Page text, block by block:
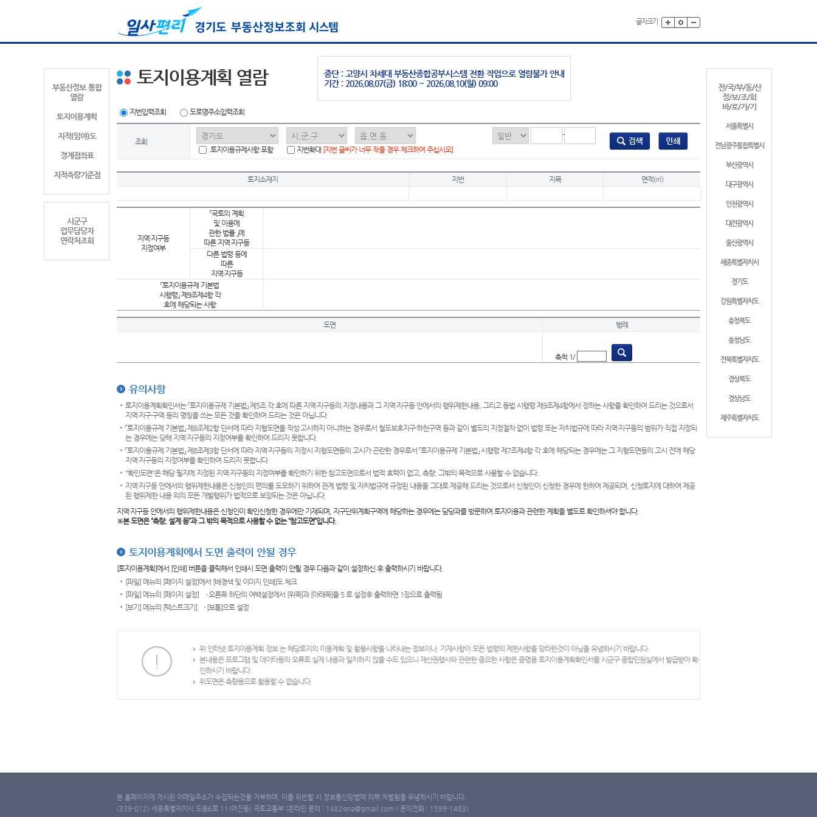
글자크기
부동산정보 통합
열람
토지이용계획
지적(임야)도
경계점좌표
지적측량기준점
시군구
업무담당자
연락처조회
전/국/부/동/산
정/보/조/회
바/로/가/기
서울특별시
전남광주통합특별시
부산광역시
대구광역시
인천광역시
대전광역시
울산광역시
세종특별자치시
경기도
강원특별자치도
충청북도
충청남도
전북특별자치도
경상북도
경상남도
제주특별자치도
중단 : 고양시 차세대 부동산종합공부시스템 전환 작업으로 열람불가 안내
기간 : 2026.08.07(금) 18:00 ~ 2026.08.10(월) 09:00
토지이용계획 열람
지번입력조회 도로명주소입력조회
조회
-
토지이용규제사항 포함
지번확대 [지번 글씨가 너무 작을 경우 체크하여 주십시오]
토지소재지 지번 지목 면적(㎡)
지역·지구등
지정여부
「국토의 계획
및 이용에
관한 법률 」에
따른 지역·지구등
다른 법령 등에
따른
지역·지구등
「토지이용규제 기본법
시행령」 제9조제4항 각
호에 해당되는 사항
도면 범례
축척 1/
유의사항
토지이용계획확인서는 「토지이용규제 기본법」 제5조 각 호에 따른 지역·지구등의 지정내용과 그 지역·지구등 안에서의 행위제한내용, 그리고 동법 시행령 제9조제4항에서 정하는 사항을 확인하여 드리는 것으로서
지역·지구·구역 등의 명칭을 쓰는 모든 것을 확인하여 드리는 것은 아닙니다.
「토지이용규제 기본법」 제8조제2항 단서에 따라 지형도면을 작성·고시하지 아니하는 경우로서 철도보호지구·하천구역 등과 같이 별도의 지정절차 없이 법령 또는 자치법규에 따라 지역·지구등의 범위가 직접 지정되
는 경우에는 당해 지역·지구등의 지정여부를 확인하여 드리지 못합니다.
「토지이용규제 기본법」 제8조제3항 단서에 따라 지역·지구등의 지정시 지형도면등의 고시가 곤란한 경우로서 「토지이용규제 기본법」 시행령 제7조제4항 각 호에 해당되는 경우에는 그 지형도면등의 고시 전에 해당
지역·지구등의 지정여부를 확인하여 드리지 못합니다.
"확인도면"은 해당 필지에 지정된 지역·지구등의 지정여부를 확인하기 위한 참고도면으로서 법적 효력이 없고, 측량, 그밖의 목적으로 사용할 수 없습니다.
지역·지구등 안에서의 행위제한내용은 신청인의 편의를 도모하기 위하여 관계 법령 및 자치법규에 규정된 내용을 그대로 제공해 드리는 것으로서 신청인이 신청한 경우에 한하여 제공되며, 신청토지에 대하여 제공
된 행위제한 내용 외의 모든 개발행위가 법적으로 보장되는 것은 아닙니다.
지역·지구등 안에서의 행위제한내용은 신청인이 확인신청한 경우에만 기재되며, 지구단위계획구역에 해당하는 경우에는 담당과를 방문하여 토지이용과 관련한 계획을 별도로 확인하셔야 합니다.
※본 도면은“측량, 설계 등”과 그 밖의 목적으로 사용할 수 없는 “참고도면”입니다.
토지이용계획에서 도면 출력이 안될 경우
[토지이용계획]에서 [인쇄] 버튼을 클릭해서 인쇄시 도면 출력이 안될 경우 다음과 같이 설정하신 후 출력하시기 바랍니다.
[파일] 메뉴의 [페이지 설정]에서 [배경색 및 이미지 인쇄]도 체크
[파일] 메뉴의 [페이지 설정] → 오른쪽 하단의 여백설정에서 [위쪽]과 [아래쪽]을 5 로 설정후 출력하면 1장으로 출력됨
[보기] 메뉴의 [텍스트크기] → [보통]으로 설정
위 인터넷 토지이용계획 정보 는 해당토지의 이용계획 및 활용사항을 나타내는 정보이나, 기재사항이 모든 법령의 제한사항을 망라한것이 아님을 유념하시기 바랍니다.
본내용은 프로그램 및 데이타등의 오류로 실제 내용과 일치하지 않을 수도 있으니 재산권행사와 관련한 중요한 사항은 증명용 토지이용계획확인서를 시군구 종합민원실에서 발급받아 확
인하시기 바랍니다.
위도면은 측량용으로 활용할 수 없습니다.
본 홈페이지에 게시된 이메일주소가 수집되는것을 거부하며, 이를 위반할 시 정보통신망법에 의해 처벌됨을 유념하시기 바랍니다.
(339-012) 세종특별자치시 도움6로 11(어진동) 국토교통부 (온라인 문의 : 1482qna@gmail.com / 문의전화 : 1599-1483)